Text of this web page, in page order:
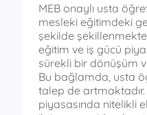
MEB onaylı usta
mesleki eğitimdeki
şekilde
eğitim ve iş gücü
sürekli bir dönüşüm
Bu bağlamda, usta
talep de
piyasasında nitelikli